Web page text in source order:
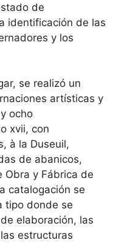
de
identificación de las
y los
se realizó un
artísticas y
ocho
xvii, con
à la Duseuil,
de abanicos,
Obra y Fábrica de
catalogación se
tipo donde se
elaboración, las
estructuras